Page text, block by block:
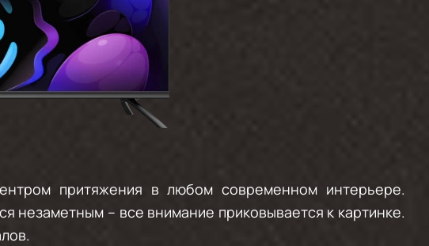
притяжения в любом современном интерьере.
незаметным – все внимание приковывается к картинке.